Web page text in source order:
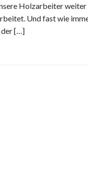
Holzarbeiter weiter
Und fast wie
der […]